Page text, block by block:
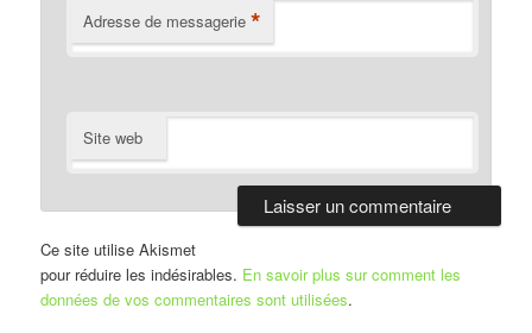
Adresse de messagerie *
Site web
Ce site utilise Akismet
pour réduire les indésirables. En savoir plus sur comment les
données de vos commentaires sont utilisées.